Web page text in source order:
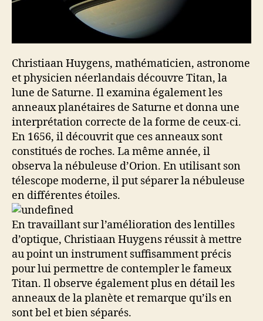
Christiaan Huygens, mathématicien, astronome
et physicien néerlandais découvre Titan, la
lune de Saturne. Il examina également les
anneaux planétaires de Saturne et donna une
interprétation correcte de la forme de ceux-ci.
En 1656, il découvrit que ces anneaux sont
constitués de roches. La même année, il
observa la nébuleuse d’Orion. En utilisant son
télescope moderne, il put séparer la nébuleuse
en différentes étoiles.
En travaillant sur l’amélioration des lentilles
d’optique, Christiaan Huygens réussit à mettre
au point un instrument suffisamment précis
pour lui permettre de contempler le fameux
Titan. Il observe également plus en détail les
anneaux de la planète et remarque qu’ils en
sont bel et bien séparés.